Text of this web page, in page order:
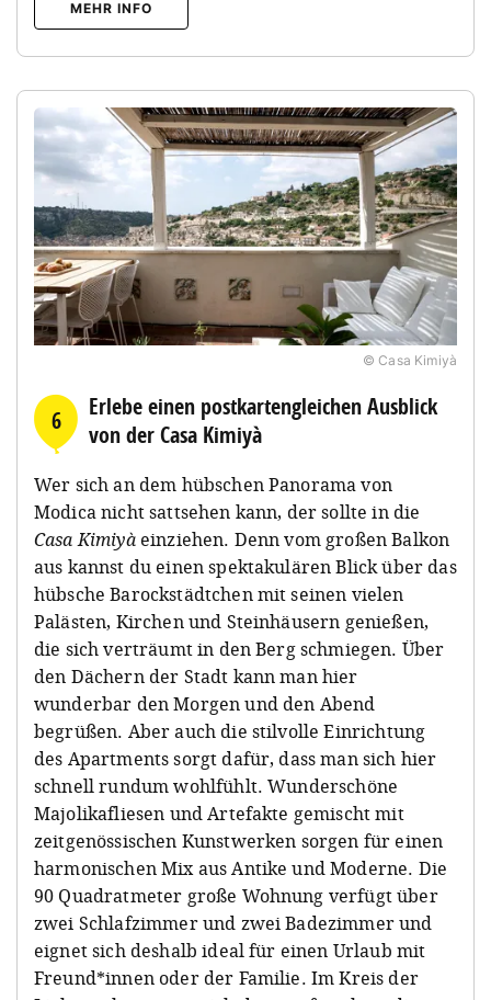
MEHR INFO
© Casa Kimiyà
6
Erlebe einen postkartengleichen Ausblick
von der Casa Kimiyà
Wer sich an dem hübschen Panorama von
Modica nicht sattsehen kann, der sollte in die
Casa Kimiyà einziehen. Denn vom großen Balkon
aus kannst du einen spektakulären Blick über das
hübsche Barockstädtchen mit seinen vielen
Palästen, Kirchen und Steinhäusern genießen,
die sich verträumt in den Berg schmiegen. Über
den Dächern der Stadt kann man hier
wunderbar den Morgen und den Abend
begrüßen. Aber auch die stilvolle Einrichtung
des Apartments sorgt dafür, dass man sich hier
schnell rundum wohlfühlt. Wunderschöne
Majolikafliesen und Artefakte gemischt mit
zeitgenössischen Kunstwerken sorgen für einen
harmonischen Mix aus Antike und Moderne. Die
90 Quadratmeter große Wohnung verfügt über
zwei Schlafzimmer und zwei Badezimmer und
eignet sich deshalb ideal für einen Urlaub mit
Freund*innen oder der Familie. Im Kreis der